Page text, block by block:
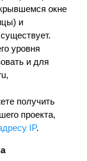
окне
и
уровня
и для
получить
проекта,
IP.